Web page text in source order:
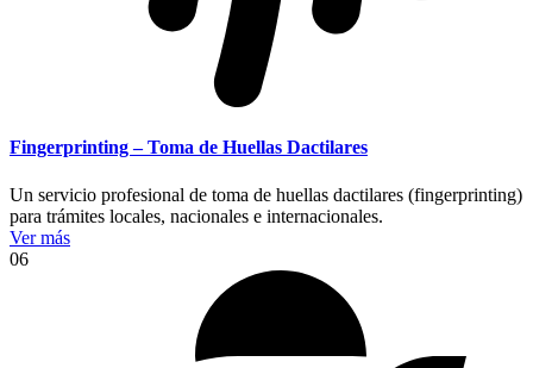
Fingerprinting – Toma de Huellas Dactilares
Un servicio profesional de toma de huellas dactilares (fingerprinting)
para trámites locales, nacionales e internacionales.
Ver más
06